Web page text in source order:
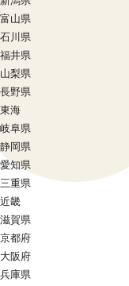
富山県
石川県
福井県
山梨県
長野県
東海
岐阜県
静岡県
愛知県
三重県
近畿
滋賀県
京都府
大阪府
兵庫県